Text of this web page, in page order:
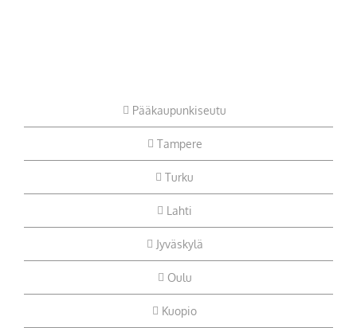
Pääkaupunkiseutu
Tampere
Turku
Lahti
Jyväskylä
Oulu
Kuopio